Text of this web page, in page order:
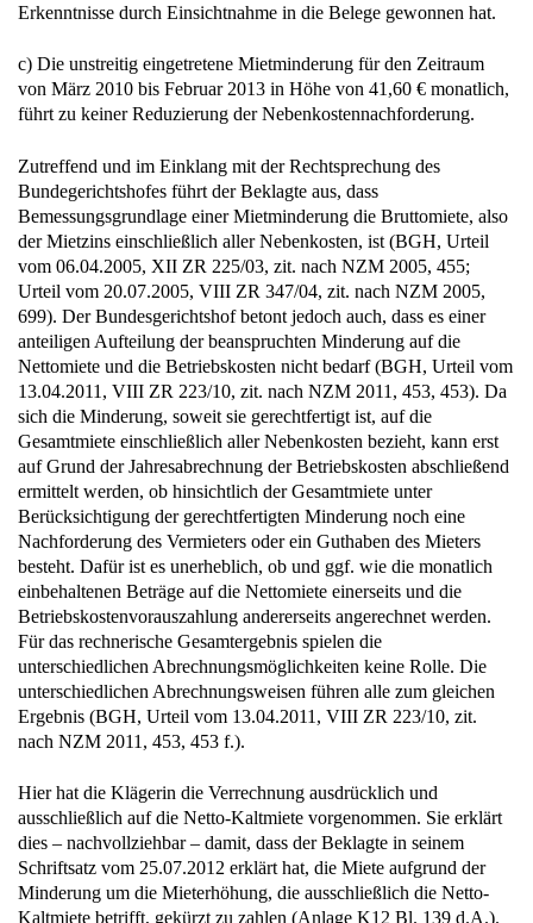
c) Die unstreitig eingetretene Mietminderung für den Zeitraum
von März 2010 bis Februar 2013 in Höhe von 41,60 € monatlich,
führt zu keiner Reduzierung der Nebenkostennachforderung.
Zutreffend und im Einklang mit der Rechtsprechung des
Bundegerichtshofes führt der Beklagte aus, dass
Bemessungsgrundlage einer Mietminderung die Bruttomiete, also
der Mietzins einschließlich aller Nebenkosten, ist (BGH, Urteil
vom 06.04.2005, XII ZR 225/03, zit. nach NZM 2005, 455;
Urteil vom 20.07.2005, VIII ZR 347/04, zit. nach NZM 2005,
699). Der Bundesgerichtshof betont jedoch auch, dass es einer
anteiligen Aufteilung der beanspruchten Minderung auf die
Nettomiete und die Betriebskosten nicht bedarf (BGH, Urteil vom
13.04.2011, VIII ZR 223/10, zit. nach NZM 2011, 453, 453). Da
sich die Minderung, soweit sie gerechtfertigt ist, auf die
Gesamtmiete einschließlich aller Nebenkosten bezieht, kann erst
auf Grund der Jahresabrechnung der Betriebskosten abschließend
ermittelt werden, ob hinsichtlich der Gesamtmiete unter
Berücksichtigung der gerechtfertigten Minderung noch eine
Nachforderung des Vermieters oder ein Guthaben des Mieters
besteht. Dafür ist es unerheblich, ob und ggf. wie die monatlich
einbehaltenen Beträge auf die Nettomiete einerseits und die
Betriebskostenvorauszahlung andererseits angerechnet werden.
Für das rechnerische Gesamtergebnis spielen die
unterschiedlichen Abrechnungsmöglichkeiten keine Rolle. Die
unterschiedlichen Abrechnungsweisen führen alle zum gleichen
Ergebnis (BGH, Urteil vom 13.04.2011, VIII ZR 223/10, zit.
nach NZM 2011, 453, 453 f.).
Hier hat die Klägerin die Verrechnung ausdrücklich und
ausschließlich auf die Netto-Kaltmiete vorgenommen. Sie erklärt
dies – nachvollziehbar – damit, dass der Beklagte in seinem
Schriftsatz vom 25.07.2012 erklärt hat, die Miete aufgrund der
Minderung um die Mieterhöhung, die ausschließlich die Netto-
Kaltmiete betrifft, gekürzt zu zahlen (Anlage K12 Bl. 139 d.A.).